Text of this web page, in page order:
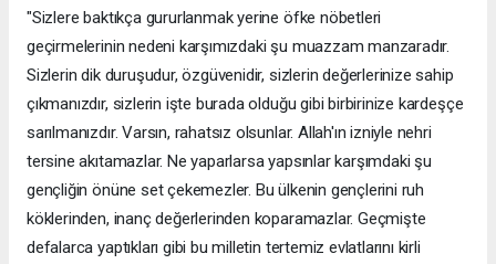
"Sizlere baktıkça gururlanmak yerine öfke nöbetleri
geçirmelerinin nedeni karşımızdaki şu muazzam manzaradır.
Sizlerin dik duruşudur, özgüvenidir, sizlerin değerlerinize sahip
çıkmanızdır, sizlerin işte burada olduğu gibi birbirinize kardeşçe
sarılmanızdır. Varsın, rahatsız olsunlar. Allah'ın izniyle nehri
tersine akıtamazlar. Ne yaparlarsa yapsınlar karşımdaki şu
gençliğin önüne set çekemezler. Bu ülkenin gençlerini ruh
köklerinden, inanç değerlerinden koparamazlar. Geçmişte
defalarca yaptıkları gibi bu milletin tertemiz evlatlarını kirli